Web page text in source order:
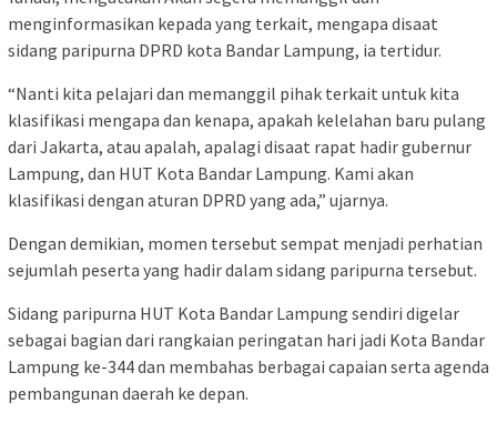
menginformasikan kepada yang terkait, mengapa disaat
sidang paripurna DPRD kota Bandar Lampung, ia tertidur.
“Nanti kita pelajari dan memanggil pihak terkait untuk kita
klasifikasi mengapa dan kenapa, apakah kelelahan baru pulang
dari Jakarta, atau apalah, apalagi disaat rapat hadir gubernur
Lampung, dan HUT Kota Bandar Lampung. Kami akan
klasifikasi dengan aturan DPRD yang ada,” ujarnya.
Dengan demikian, momen tersebut sempat menjadi perhatian
sejumlah peserta yang hadir dalam sidang paripurna tersebut.
Sidang paripurna HUT Kota Bandar Lampung sendiri digelar
sebagai bagian dari rangkaian peringatan hari jadi Kota Bandar
Lampung ke-344 dan membahas berbagai capaian serta agenda
pembangunan daerah ke depan.